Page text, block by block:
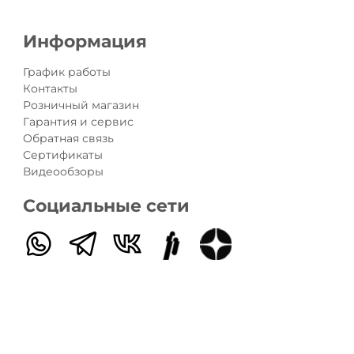
Информация
График работы
Контакты
Розничный магазин
Гарантия и сервис
Обратная связь
Сертификаты
Видеообзоры
Социальные сети